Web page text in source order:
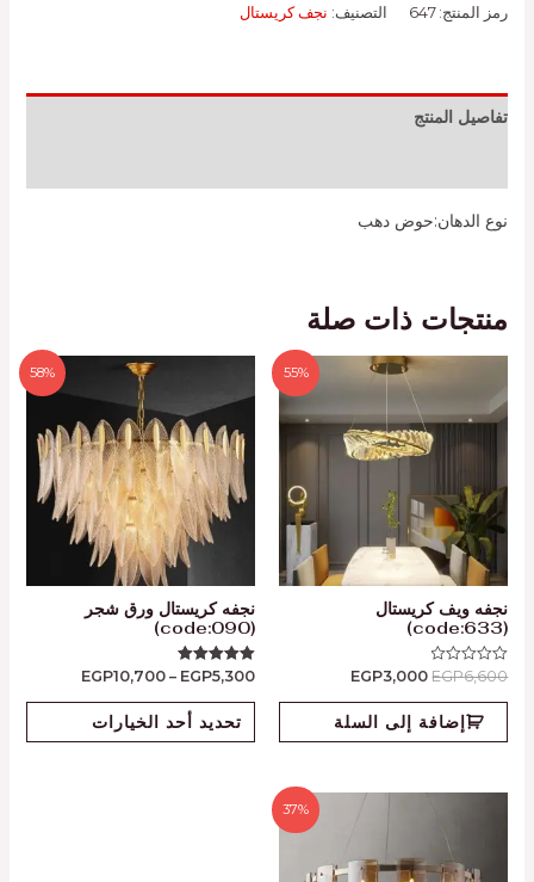
رمز المنتج:647 التصنيف: نجف كريستال
تفاصيل المنتج
نوع الدهان:حوض دهب
منتجات ذات صلة
55%
نجفه ويف كريستال
(code:633)
تم
التقييم
0
EGP6,600
EGP3,000
إضافة إلى السلة
58%
نجفه كريستال ورق شجر
(code:090)
تم التقييم
من 5
EGP5,300
–
EGP10,700
تحديد أحد الخيارات
37%